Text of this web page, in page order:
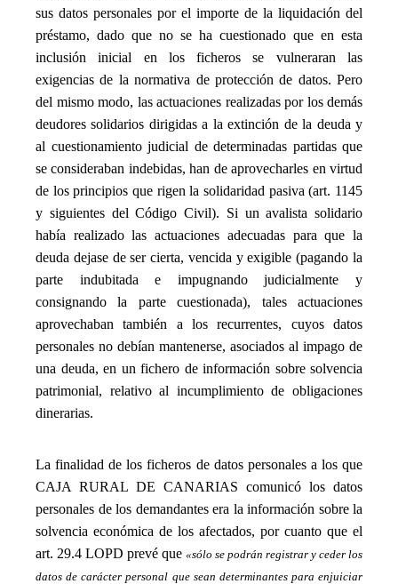
sus datos personales por el importe de la liquidación del
préstamo, dado que no se ha cuestionado que en esta
inclusión inicial en los ficheros se vulneraran las
exigencias de la normativa de protección de datos. Pero
del mismo modo, las actuaciones realizadas por los demás
deudores solidarios dirigidas a la extinción de la deuda y
al cuestionamiento judicial de determinadas partidas que
se consideraban indebidas, han de aprovecharles en virtud
de los principios que rigen la solidaridad pasiva (art. 1145
y siguientes del Código Civil). Si un avalista solidario
había realizado las actuaciones adecuadas para que la
deuda dejase de ser cierta, vencida y exigible (pagando la
parte indubitada e impugnando judicialmente y
consignando la parte cuestionada), tales actuaciones
aprovechaban también a los recurrentes, cuyos datos
personales no debían mantenerse, asociados al impago de
una deuda, en un fichero de información sobre solvencia
patrimonial, relativo al incumplimiento de obligaciones
dinerarias.
La finalidad de los ficheros de datos personales a los que
CAJA RURAL DE CANARIAS comunicó los datos
personales de los demandantes era la información sobre la
solvencia económica de los afectados, por cuanto que el
art. 29.4 LOPD prevé que «sólo se podrán registrar y ceder los
datos de carácter personal que sean determinantes para enjuiciar